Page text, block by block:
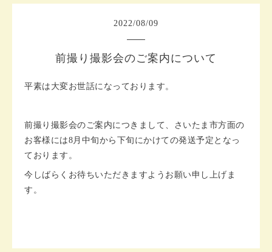
2022/08/09
前撮り撮影会のご案内について
平素は大変お世話になっております。
前撮り撮影会のご案内につきまして、さいたま市方面の
お客様には8月中旬から下旬にかけての発送予定となっ
ております。
今しばらくお待ちいただきますようお願い申し上げま
す。